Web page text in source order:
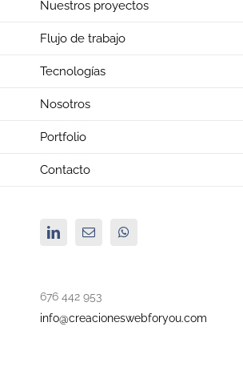
Nuestros proyectos
Flujo de trabajo
Tecnologías
Nosotros
Portfolio
Contacto
LinkedInCorreoWhatsApp
676 442 953
info@creacioneswebforyou.com